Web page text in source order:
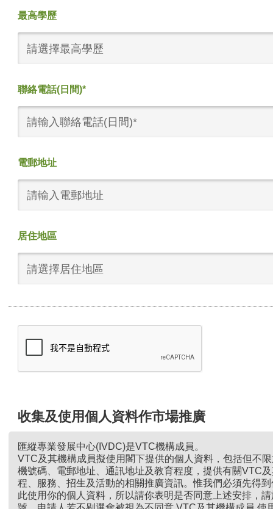
最高學歷
請選擇最高學歷
聯絡電話(日間)*
電郵地址
居住地區
請選擇居住地區
收集及使用個人資料作市場推廣
匯縱專業發展中心(IVDC)是VTC機構成員。
VTC及其機構成員擬使用閣下提供的個人資料，包括但不
機號碼、電郵地址、通訊地址及教育程度，提供有關VTC
程、服務、招生及活動的相關推廣資訊。惟我們必須先得
此使用你的個人資料，所以請你表明是否同意上述安排，